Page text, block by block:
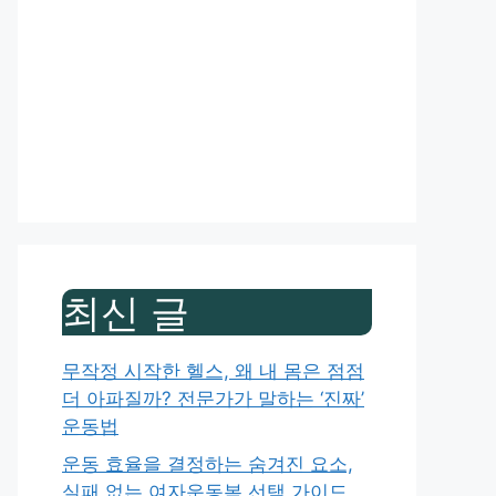
최신 글
무작정 시작한 헬스, 왜 내 몸은 점점
더 아파질까? 전문가가 말하는 ‘진짜’
운동법
운동 효율을 결정하는 숨겨진 요소,
실패 없는 여자운동복 선택 가이드